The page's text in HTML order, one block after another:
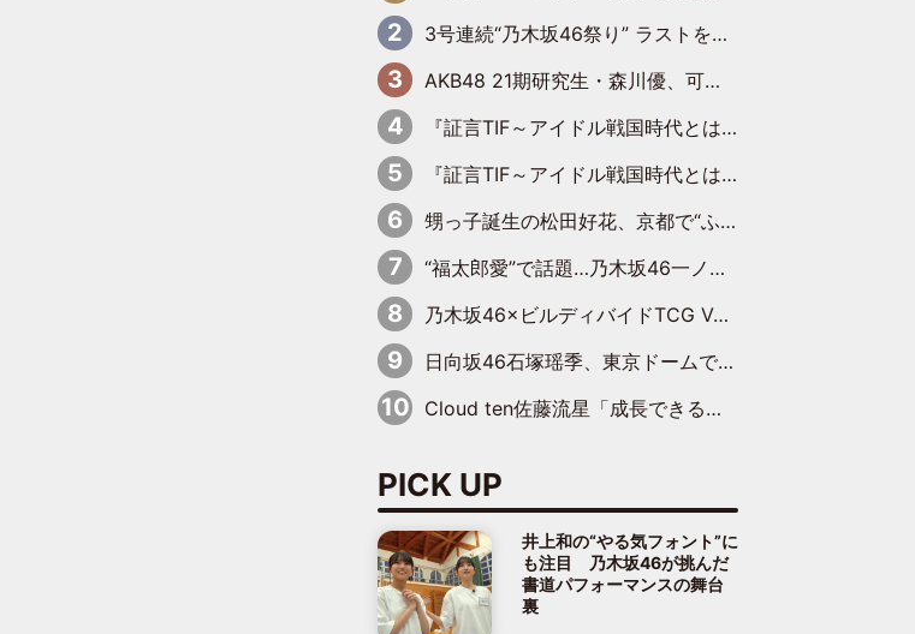
3号連続“乃木坂46祭り” ラストを飾るのは賀喜遥香…5年ぶりの登場に「5年分大人になった私を見ていただけたら」
AKB48 21期研究生・森川優、可愛さもある大人の女性に
『証言TIF～アイドル戦国時代とはなんだったのか～』第11回：私立恵比寿中学・真山りか×安本彩花「TIFで10年ぶりのキョンシーメイクをしたら、場を完全に引かせてしまって。時代が変わったんだなって」
『証言TIF～アイドル戦国時代とはなんだったのか～』第10回：さくら学院・武藤彩未×飯田らうら「正直、中3で辞めるというのを信じてなくて。そう言われてはいたけど、嘘でしょって」
甥っ子誕生の松田好花、京都で“ふたつの家族”をはしご！ “母”黒谷友香に見送られ、“父”松岡昌宏とはハシゴ酒
“福太郎愛”で話題…乃木坂46一ノ瀬美空、地元福岡『めんべい25周年トップサポーター』に就任
乃木坂46×ビルディバイドTCG Vol.2公開 賀喜遥香＆田村真佑が『京まふ』ステージに登壇
日向坂46石塚瑶季、東京ドームで“観戦バレ”！ ナイツ・塙も認めた「巨人に詳しすぎるアイドル」は元VENUSスクール生で杉内コーチ推し⁉
Cloud ten佐藤流星「成長できる余地がたくさん」、本田高優「何度見ても飽きない公演に」
PICK UP
井上和の“やる気フォント”に
も注目 乃木坂46が挑んだ
書道パフォーマンスの舞台
裏